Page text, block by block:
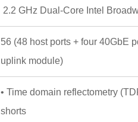
2.2 GHz Dual-Core Intel
56 (48 host ports + four 40GbE
uplink module)
• Time domain reflectometry
shorts